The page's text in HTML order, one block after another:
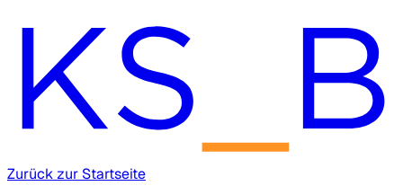
Zurück zur Startseite